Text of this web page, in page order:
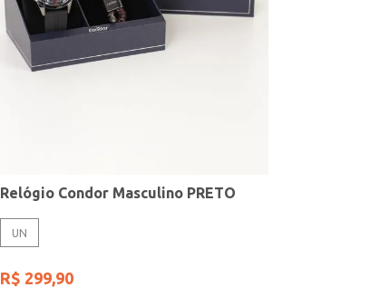
Relógio Condor Masculino PRETO
UN
R$ 299,90